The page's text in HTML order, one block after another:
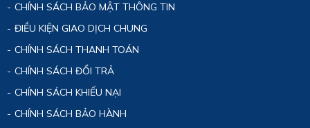
CHÍNH SÁCH BẢO MẬT THÔNG TIN
ĐIỀU KIỆN GIAO DỊCH CHUNG
CHÍNH SÁCH THANH TOÁN
CHÍNH SÁCH ĐỔI TRẢ
CHÍNH SÁCH KHIẾU NẠI
CHÍNH SÁCH BẢO HÀNH